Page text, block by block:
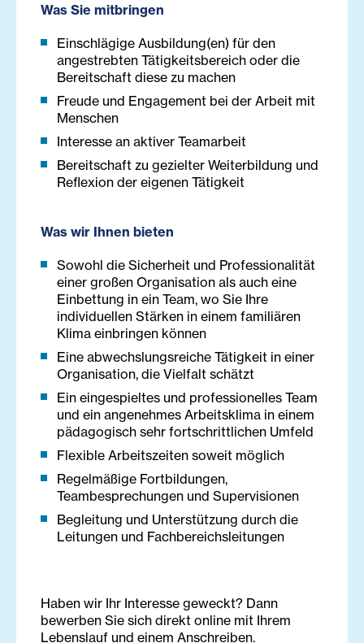
Was Sie mitbringen
Einschlägige Ausbildung(en) für den
angestrebten Tätigkeitsbereich oder die
Bereitschaft diese zu machen
Freude und Engagement bei der Arbeit mit
Menschen
Interesse an aktiver Teamarbeit
Bereitschaft zu gezielter Weiterbildung und
Reflexion der eigenen Tätigkeit
Was wir Ihnen bieten
Sowohl die Sicherheit und Professionalität
einer großen Organisation als auch eine
Einbettung in ein Team, wo Sie Ihre
individuellen Stärken in einem familiären
Klima einbringen können
Eine abwechslungsreiche Tätigkeit in einer
Organisation, die Vielfalt schätzt
Ein eingespieltes und professionelles Team
und ein angenehmes Arbeitsklima in einem
pädagogisch sehr fortschrittlichen Umfeld
Flexible Arbeitszeiten soweit möglich
Regelmäßige Fortbildungen,
Teambesprechungen und Supervisionen
Begleitung und Unterstützung durch die
Leitungen und Fachbereichsleitungen
Haben wir Ihr Interesse geweckt? Dann
bewerben Sie sich direkt online mit Ihrem
Lebenslauf und einem Anschreiben.